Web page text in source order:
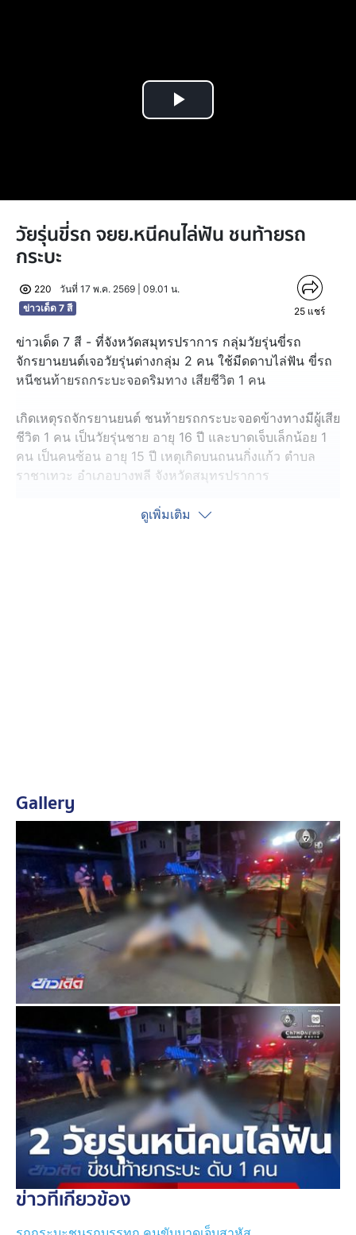
Play
วัยรุ่นขี่รถ จยย.หนีคนไล่ฟัน ชนท้ายรถ
กระบะ
220
วันที่ 17 พ.ค. 2569 | 09.01 น.
ข่าวเด็ด 7 สี
25 แชร์
ข่าวเด็ด 7 สี - ที่จังหวัดสมุทรปราการ กลุ่มวัยรุ่นขี่รถ
จักรยานยนต์เจอวัยรุ่นต่างกลุ่ม 2 คน ใช้มีดดาบไล่ฟัน ขี่รถ
หนีชนท้ายรถกระบะจอดริมทาง เสียชีวิต 1 คน
เกิดเหตุรถจักรยานยนต์ ชนท้ายรถกระบะจอดข้างทางมีผู้เสีย
ชีวิต 1 คน เป็นวัยรุ่นชาย อายุ 16 ปี และบาดเจ็บเล็กน้อย 1
คน เป็นคนซ้อน อายุ 15 ปี เหตุเกิดบนถนนกิ่งแก้ว ตำบล
ราชาเทวะ อำเภอบางพลี จังหวัดสมุทรปราการ
จุดเกิดเหตุเลนซ้ายสุด พบรถกระบะจอดอยู่ข้างทาง ถูกรถ
ดูเพิ่มเติม
Gallery
ข่าวที่เกี่ยวข้อง